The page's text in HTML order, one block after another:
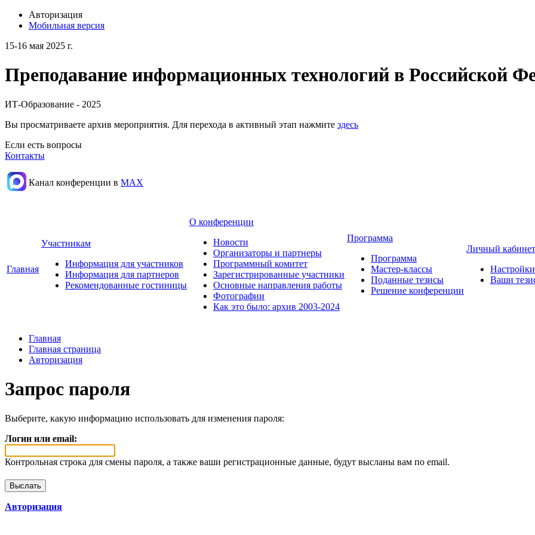
Авторизация
Мобильная версия
15-16 мая 2025 г.
Преподавание информационных технологий в Российской
ИТ-Образование - 2025
Вы просматриваете архив мероприятия. Для перехода в активный этап нажмите здесь
Если есть вопросы
Контакты
Канал конференции в МАХ
Главная
Участникам
Информация для участников
Информация для партнеров
Рекомендованные гостиницы
О конференции
Новости
Организаторы и партнеры
Программный комитет
Зарегистрированные участники
Основные направления работы
Фотографии
Как это было: архив 2003-2024
Программа
Программа
Мастер-классы
Поданные тезисы
Решение конференции
Личный кабинет
Настройки
Ваши
Главная
Главная страница
Авторизация
Запрос пароля
Выберите, какую информацию использовать для изменения пароля:
Логин или email:
Контрольная строка для смены пароля, а также ваши регистрационные данные, будут высланы вам по email.
Авторизация